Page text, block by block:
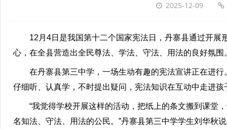
2025-12-09
12月4日是我国第十二个国家宪法日，丹寨县通过开展
心，在全县营造出全民尊法、学法、守法、用法的良好氛围
在丹寨县第三中学，一场生动有趣的宪法宣讲正在进行
仔细听、认真学，不时提出疑问，宪法知识在互动中走进孩
“我觉得学校开展这样的活动，把纸上的条文搬到课堂，
名知法、守法、用法的公民。”丹寨县第三中学学生刘华秋